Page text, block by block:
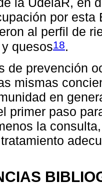
por esta
al perfil de
quesos18.
de prevención
mismas
en
primer paso
la